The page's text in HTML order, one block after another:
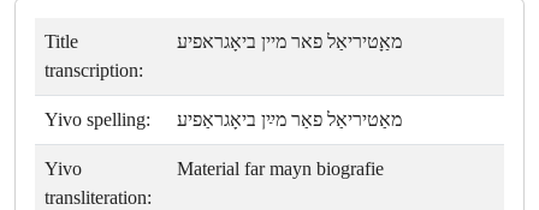
Title
transcription:
מאַָטיריאַל פאר מיין ביאָגראפיע
Yivo spelling: מאַטיריאַל פאַר מײַן ביאָגראַפיע
Yivo
transliteration:
Material far mayn biografie